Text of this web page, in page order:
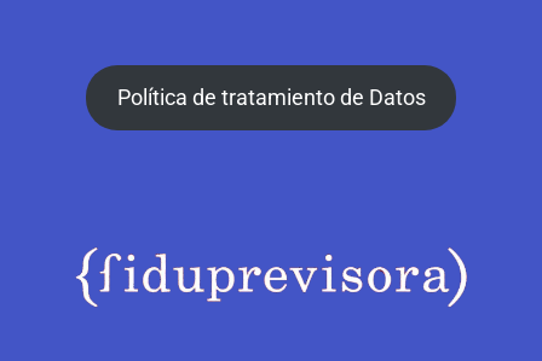
Política de tratamiento de Datos